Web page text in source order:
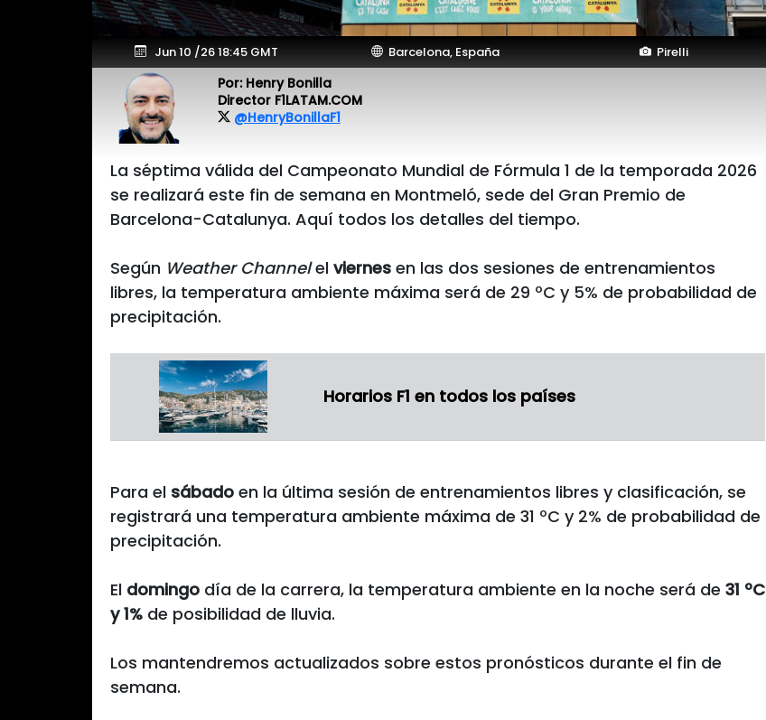
Jun 10 /26 18:45 GMT Barcelona, España Pirelli
Por: Henry Bonilla
Director F1LATAM.COM
@HenryBonillaF1
La séptima válida del Campeonato Mundial de Fórmula 1 de la temporada 2026
se realizará este fin de semana en Montmeló, sede del Gran Premio de
Barcelona-Catalunya. Aquí todos los detalles del tiempo.
Según Weather Channelel viernes en las dos sesiones de entrenamientos
libres, la temperatura ambiente máxima será de 29 ºC y 5% de probabilidad de
precipitación.
Horarios F1 en todos los países
Para el sábado en la última sesión de entrenamientos libres y clasificación, se
registrará una temperatura ambiente máxima de 31 ºC y 2% de probabilidad de
precipitación.
El domingo día de la carrera, la temperatura ambiente en la noche será de 31 ºC
y 1% de posibilidad de lluvia.
Los mantendremos actualizados sobre estos pronósticos durante el fin de
semana.